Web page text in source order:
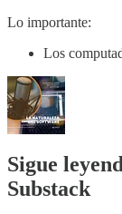
Lo importante:
Los
Sigue
Substack